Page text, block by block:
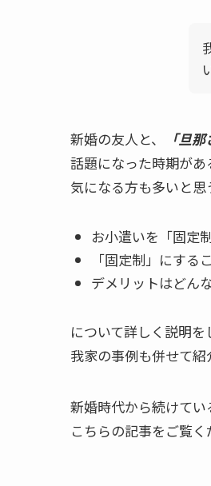
新婚の友人と、 「旦
話題になった時期があ
気になる方も多いと思
お小遣いを「固定
「固定制」にする
デメリットはどん
について詳しく説明を
我家の事例も併せて
新婚時代から続けて
こちらの記事をご覧く